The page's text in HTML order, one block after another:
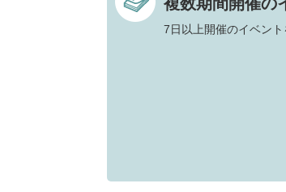
7日以上開催のイベン